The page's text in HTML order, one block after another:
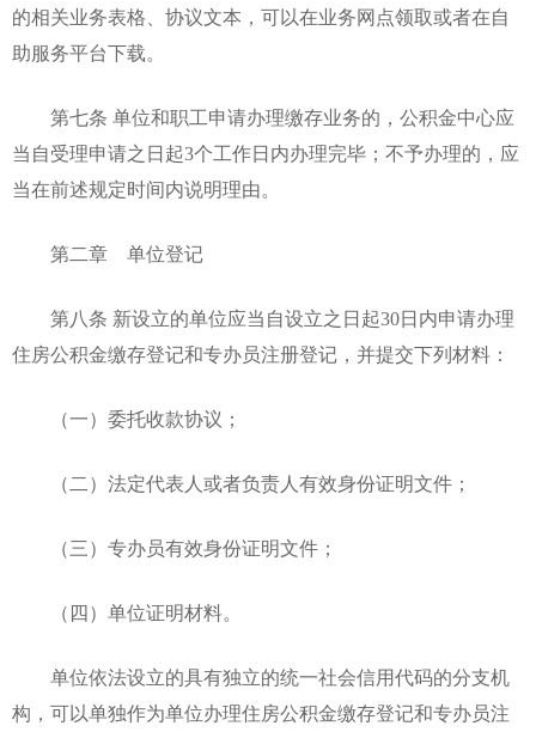
的相关业务表格、协议文本，可以在业务网点领取或者在自
助服务平台下载。
第七条 单位和职工申请办理缴存业务的，公积金中心应
当自受理申请之日起3个工作日内办理完毕；不予办理的，应
当在前述规定时间内说明理由。
第二章 单位登记
第八条 新设立的单位应当自设立之日起30日内申请办理
住房公积金缴存登记和专办员注册登记，并提交下列材料：
（一）委托收款协议；
（二）法定代表人或者负责人有效身份证明文件；
（三）专办员有效身份证明文件；
（四）单位证明材料。
单位依法设立的具有独立的统一社会信用代码的分支机
构，可以单独作为单位办理住房公积金缴存登记和专办员注